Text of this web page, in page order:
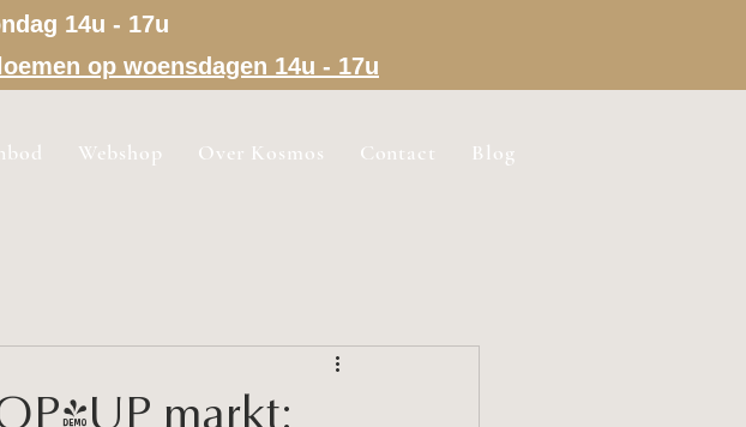
14u - 17u
op woensdagen 14u - 17u
Webshop Over Kosmos Contact Blog